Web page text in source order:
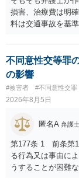
損害、治療費は明
料は交通事故を基
ます。 そうすると
倒れ（回収しても
予想します。 本人
いる以上、相手方
（そのため、刑事
体拘束と、処分待
とが有効である場
不同意性交等罪
の影響
#被害者 #不同意性交罪
2026年8月5日
匿名A 弁護
第177条 1 前条第1
る行為又は事由に
うすることが困難